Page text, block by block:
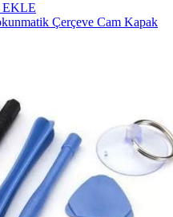
EKLE
Çerçeve Cam Kapak